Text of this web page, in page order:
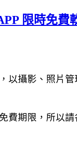
限時免
以攝影、照片
費期限，所以